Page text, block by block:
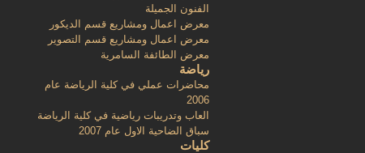
الفنون الجميلة
معرض اعمال ومشاريع قسم الديكور
معرض اعمال ومشاريع قسم التصوير
معرض الطائفة السامرية
رياضة
محاضرات عملي في كلية الرياضة عام
2006
العاب وتدريبات رياضية في كلية الرياضة
سباق الضاحية الاول عام 2007
كليات